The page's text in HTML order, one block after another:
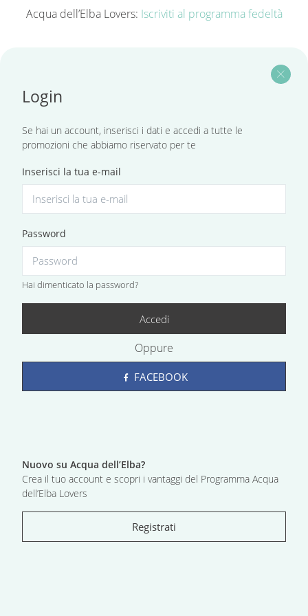
Acqua dell’Elba Lovers: Iscriviti al programma fedeltà
close
Login
Se hai un account, inserisci i dati e accedi a tutte le
promozioni che abbiamo riservato per te
Inserisci la tua e-mail
Password
Hai dimenticato la password?
Accedi
Oppure
FACEBOOK
Nuovo su Acqua dell’Elba?
Crea il tuo account e scopri i vantaggi del Programma Acqua
dell’Elba Lovers
Registrati